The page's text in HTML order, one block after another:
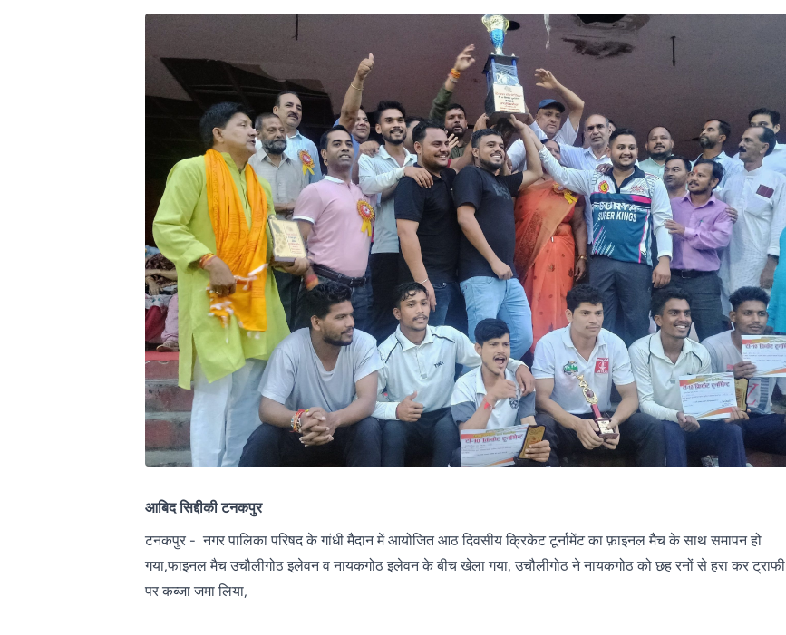
आबिद सिद्दीकी टनकपुर
टनकपुर - नगर पालिका परिषद के गांधी मैदान में आयोजित आठ दिवसीय क्रिकेट टूर्नामेंट का फ़ाइनल मैच के साथ समापन हो
गया,फाइनल मैच उचौलीगोठ इलेवन व नायकगोठ इलेवन के बीच खेला गया, उचौलीगोठ ने नायकगोठ को छह रनों से हरा कर ट्राफी
पर कब्जा जमा लिया,